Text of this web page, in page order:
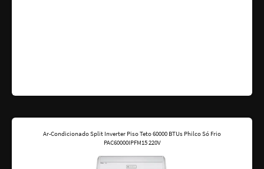
Ar-Condicionado Split Inverter Piso Teto 60000 BTUs Philco Só Frio
PAC60000IPFM15 220V